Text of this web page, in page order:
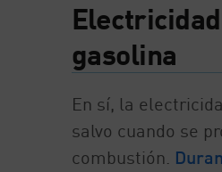
gasolina
En sí, la
salvo cuando se
combustión.